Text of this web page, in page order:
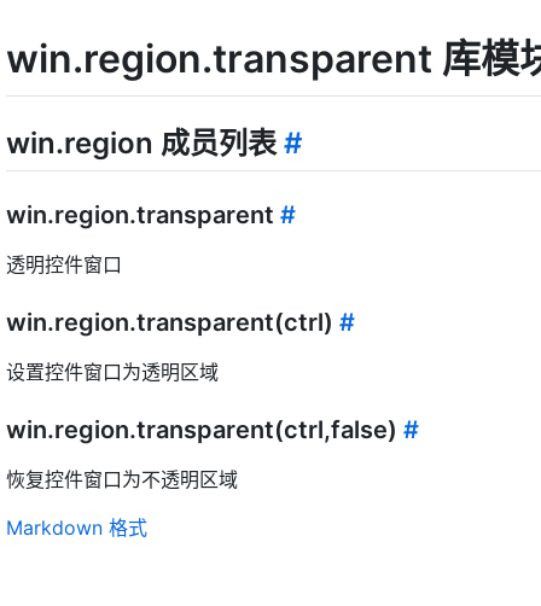
win.region.transparent 库模
win.region 成员列表 #
win.region.transparent #
透明控件窗口
win.region.transparent(ctrl) #
设置控件窗口为透明区域
win.region.transparent(ctrl,false) #
恢复控件窗口为不透明区域
Markdown 格式